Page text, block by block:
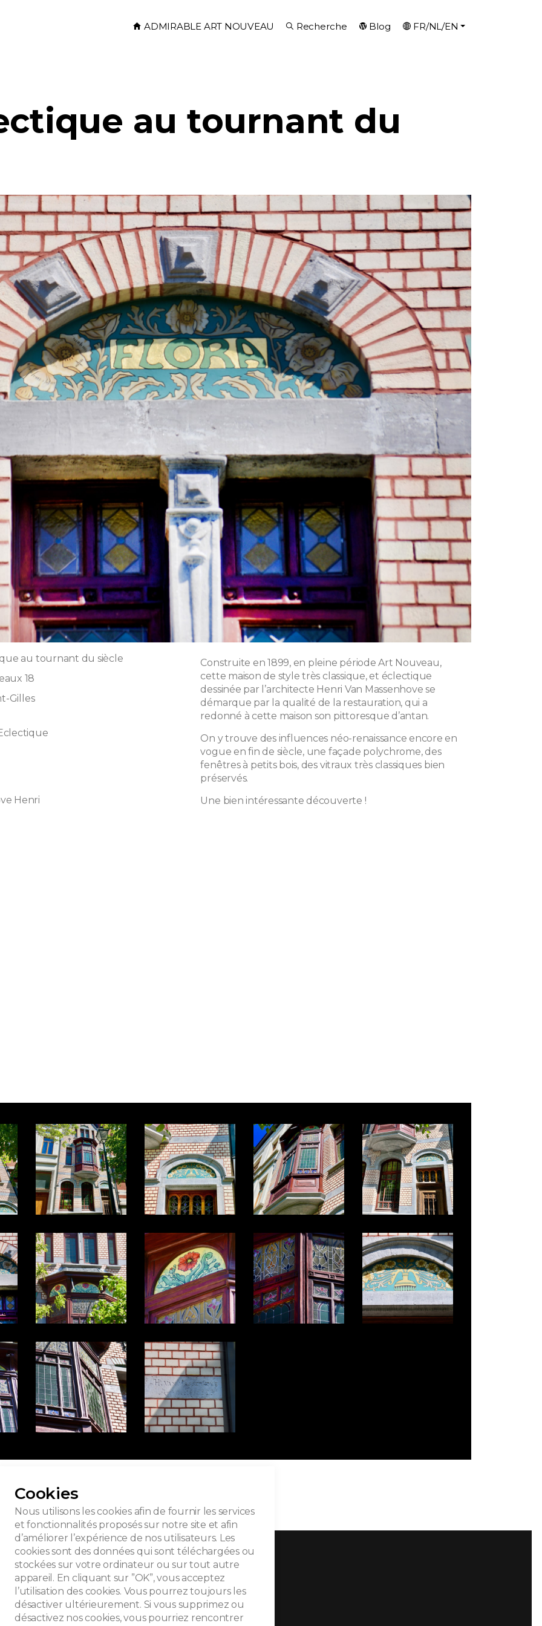
ADMIRABLE ART NOUVEAU Recherche Blog FR/NL/EN
au tournant du
au tournant du siècle
18
Gilles
Henri
Construite en 1899, en pleine période Art Nouveau,
cette maison de style très classique, et éclectique
dessinée par l’architecte Henri Van Massenhove se
démarque par la qualité de la restauration, qui a
redonné à cette maison son pittoresque d’antan.
On y trouve des influences néo-renaissance encore en
vogue en fin de siècle, une façade polychrome, des
fenêtres à petits bois, des vitraux très classiques bien
préservés.
Une bien intéressante découverte !
les photos
du siècle
Cookies
Nous utilisons les cookies afin de fournir les services
et fonctionnalités proposés sur notre site et afin
d’améliorer l’expérience de nos utilisateurs. Les
cookies sont des données qui sont téléchargées ou
stockées sur votre ordinateur ou sur tout autre
appareil. En cliquant sur ”OK”, vous acceptez
l’utilisation des cookies. Vous pourrez toujours les
désactiver ultérieurement. Si vous supprimez ou
désactivez nos cookies, vous pourriez rencontrer